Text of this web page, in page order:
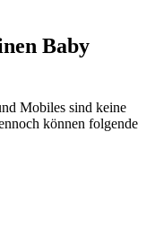
Baby
Mobiles sind keine
können folgende